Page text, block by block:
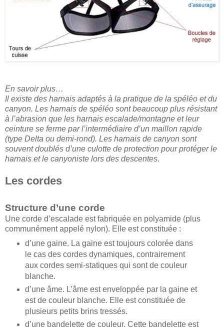
En savoir plus…
Il existe des harnais adaptés à la pratique de la spéléo et du
canyon. Les harnais de spéléo sont beaucoup plus résistant
à l’abrasion que les harnais escalade/montagne et leur
ceinture se ferme par l’intermédiaire d’un maillon rapide
(type Delta ou demi-rond). Les harnais de canyon sont
souvent doublés d’une culotte de protection pour protéger le
harnais et le canyoniste lors des descentes.
Les cordes
Structure d’une corde
Une corde d’escalade est fabriquée en polyamide (plus
communément appelé nylon). Elle est constituée :
d’une gaine. La gaine est toujours colorée dans
le cas des cordes dynamiques, contrairement
aux cordes semi-statiques qui sont de couleur
blanche.
d’une âme. L’âme est enveloppée par la gaine et
est de couleur blanche. Elle est constituée de
plusieurs petits brins tressés.
d’une bandelette de couleur. Cette bandelette est